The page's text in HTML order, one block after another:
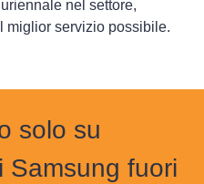
nel settore,
miglior servizio possibile.
solo su
Samsung fuori